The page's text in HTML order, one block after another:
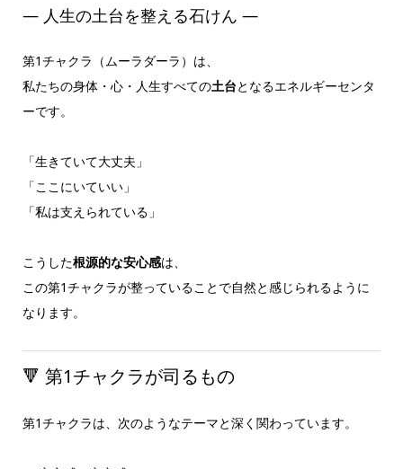
― 人生の土台を整える石けん ―
第1チャクラ（ムーラダーラ）は、
私たちの身体・心・人生すべての土台となるエネルギーセンタ
ーです。
「生きていて大丈夫」
「ここにいていい」
「私は支えられている」
こうした根源的な安心感は、
この第1チャクラが整っていることで自然と感じられるように
なります。
🔻 第1チャクラが司るもの
第1チャクラは、次のようなテーマと深く関わっています。